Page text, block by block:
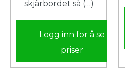
skjärbordet så (…)
Logg inn for å se
priser